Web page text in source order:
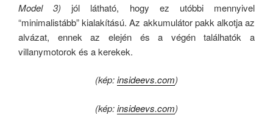
Model 3) jól látható, hogy ez utóbbi mennyivel
“minimalistább” kialakítású. Az akkumulátor pakk alkotja az
alvázat, ennek az elején és a végén találhatók a
villanymotorok és a kerekek.
(kép:insideevs.com)
(kép:insideevs.com)